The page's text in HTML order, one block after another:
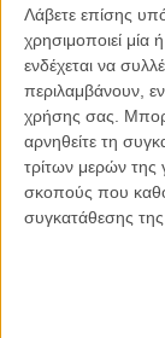
Λάβετε επίσης
χρησιμοποιεί μία
ενδέχεται να
περιλαμβάνουν,
χρήσης σας.
αρνηθείτε τη
τρίτων μερών της
σκοπούς που
συγκατάθεσης
Τα «Παράσιτα»
Σεναρίου σε άλλη
πέντε ήταν το
Ρίτσαρντ
(σενάριο, Αλμπέρ
την Ιταλία
Τζέρμι), το «Ενας
(σενάριο, Κλοντ
2002 από την